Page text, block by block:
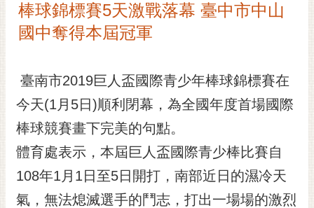
市府動態
市政資訊
市民互動
黃
棒球錦標賽5天激戰落幕 臺中市中山
國中奪得本屆冠軍
臺南市2019巨人盃國際青少年棒球錦標賽在
今天(1月5日)順利閉幕，為全國年度首場國際
棒球競賽畫下完美的句點。
體育處表示，本屆巨人盃國際青少棒比賽自
108年1月1日至5日開打，南部近日的濕冷天
氣，無法熄滅選手的鬥志，打出一場場的激烈